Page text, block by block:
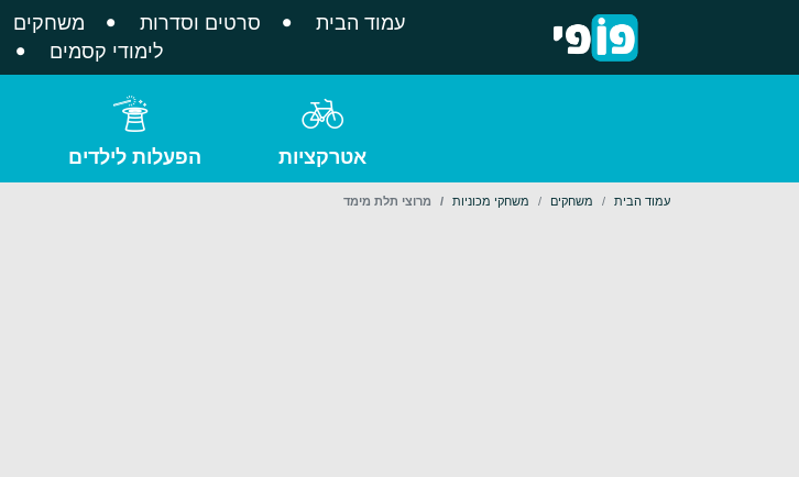
עמוד הבית סרטים וסדרות משחקים
לימודי קסמים
אטרקציות הפעלות לילדים
עמוד הבית משחקים משחקי מכוניות מרוצי תלת מימד